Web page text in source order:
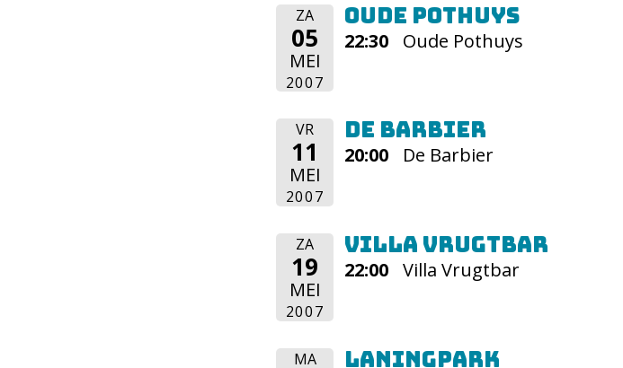
ZA
05
MEI
2007
Oude Pothuys
22:30 Oude Pothuys
VR
11
MEI
2007
De Barbier
20:00 De Barbier
ZA
19
MEI
2007
Villa Vrugtbar
22:00 Villa Vrugtbar
MA Laningpark